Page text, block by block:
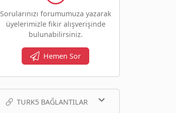
Sorularınızı forumumuza yazarak
üyelerimizle fikir alışverişinde
bulunabilirsiniz.
Hemen Sor
TURK5 BAĞLANTILAR